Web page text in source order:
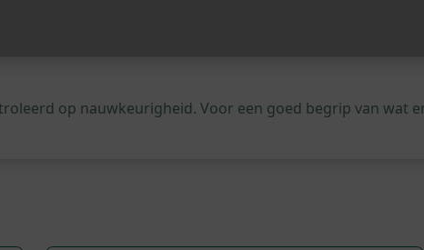
op nauwkeurigheid. Voor een goed begrip van wat